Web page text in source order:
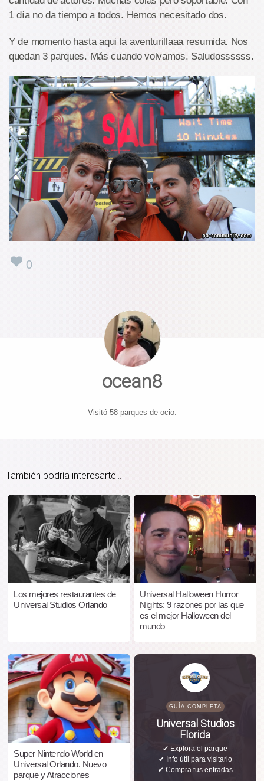
1 día no da tiempo a todos. Hemos necesitado dos.
Y de momento hasta aqui la aventurillaaa resumida. Nos
quedan 3 parques. Más cuando volvamos. Saludossssss.
0
ocean8
Visitó 58 parques de ocio.
También podría interesarte...
Los mejores restaurantes de
Universal Studios Orlando
Universal Halloween Horror
Nights: 9 razones por las que
es el mejor Halloween del
mundo
Super Nintendo World en
Universal Orlando. Nuevo
parque y Atracciones
GUÍA COMPLETA
Universal Studios
Florida
✔ Explora el parque
✔ Info útil para visitarlo
✔ Compra tus entradas